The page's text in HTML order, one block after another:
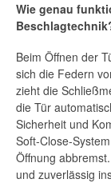
Wie genau
Beim Öffnen der
sich die Fe­dern
zieht die
die Tür
Sicherheit und
Soft-Close-
Öffnung
und zuverlässig